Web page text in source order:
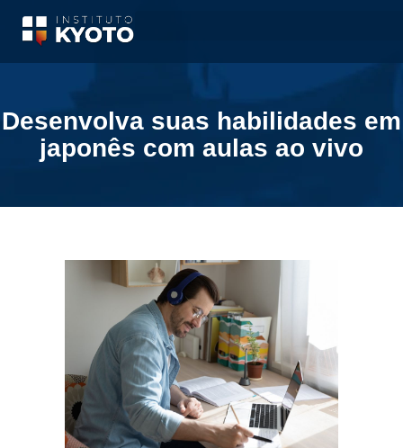
Desenvolva suas habilidades em
japonês com aulas ao vivo